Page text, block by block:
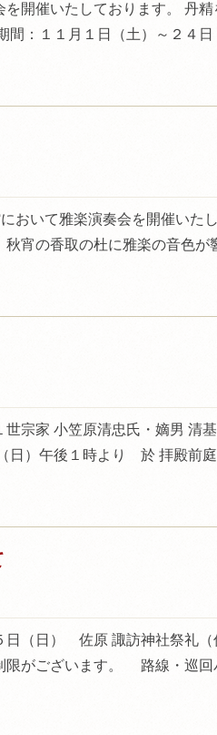
開催いたしております。 丹
間：１１月１日（土）～２
おいて雅楽演奏会を開催いた
秋宵の香取の杜に雅楽の音色
宗家 小笠原清忠氏・嫡男 清
日）午後１時より 於 拝殿前
日（日） 佐原 諏訪神社祭礼
限がございます。 路線・巡